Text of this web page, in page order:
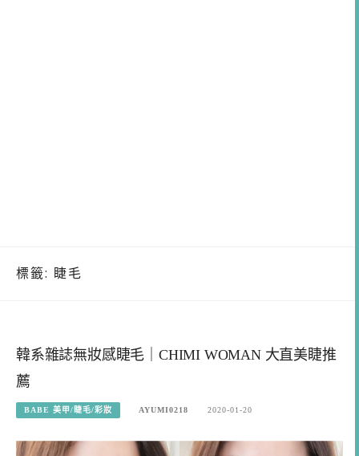
標籤: 睫毛
韓系雜誌無妝感睫毛｜CHIMI WOMAN 大直美睫推
薦
BABE 美甲/睫毛/彩妝 AYUMI0218 2020-01-20